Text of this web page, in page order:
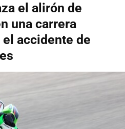
el alirón de
una carrera
accidente de